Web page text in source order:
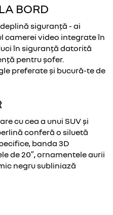
BORD
siguranță - ai
camerei video integrate în
în siguranță datorită
pentru șofer.
preferate și bucură-te de
cu cea a unui SUV și
conferă o siluetă
banda 3D
de 20″, ornamentele aurii
negru subliniază